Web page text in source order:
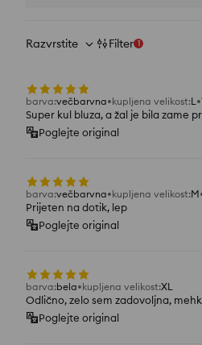
Razvrstite Filter 1
barva:večbarvna kupljena velikost:L
Super kul bluza, a žal je bila zame
Poglejte original
barva:večbarvna kupljena velikost:M
Prijeten na dotik, lep
Poglejte original
barva:bela kupljena velikost:XL
Odlično, zelo sem zadovoljna,
Poglejte original